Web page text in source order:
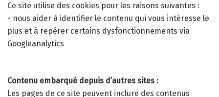
Ce site utilise des cookies pour les raisons suivantes :
- nous aider à identifier le contenu qui vous intéresse le
plus et à repérer certains dysfonctionnements via
Googleanalytics
Contenu embarqué depuis d’autres sites :
Les pages de ce site peuvent inclure des contenus